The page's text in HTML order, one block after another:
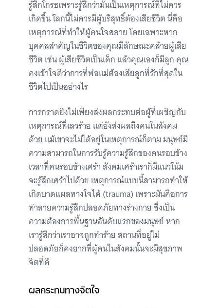
รู้สึกโกรธเพราะรู้สึกว่ามันเป็นเหตุการณ์ที่ไม่ควร
เกิดขึ้น โลกนี้ไม่ควรมีผู้บริสุทธิ์ต้องเสียชีวิต นี่คือ
เหตุการณ์ที่ทำให้ผู้คนใจสลาย โดยเฉพาะหาก
บุคคลสำคัญในชีวิตของคุณมีลักษณะคล้ายผู้เสีย
ชีวิต เช่น ผู้เสียชีวิตเป็นเด็ก แล้วคุณเองก็มีลูก คุณ
คงเข้าใจดีว่าการที่พ่อแม่ต้องเสียลูกที่รักที่สุดใน
ชีวิตไปเป็นอย่างไร
การกราดยิงไม่เพียงส่งผลกระทบต่อผู้ที่เผชิญกับ
เหตุการณ์ที่เลวร้าย แต่ยังส่งผลถึงคนในสังคม
ด้วย แม้เขาจะไม่ได้อยู่ในเหตุการณ์ก็ตาม มนุษย์มี
ความสามารถในการรับรู้ความรู้สึกของคนรอบข้าง
เวลาที่คนรอบข้างเศร้า สังคมเศร้าเราก็มีแนวโน้ม
จะรู้สึกเศร้าไปด้วย เหตุการณ์แบบนี้สามารถทำให้
เกิดบาดแผลทางใจได้ (trauma) เพราะมันคือการ
ทำลายความรู้สึกปลอดภัยทางร่างกาย ซึ่งเป็น
ความต้องการพื้นฐานอันดับแรกของมนุษย์ หาก
เรารู้สึกว่าเราอาจถูกทำร้าย สถานที่อยู่ไม่
ปลอดภัยก็คงยากที่ผู้คนในสังคมนั้นจะมีสุขภาพ
จิตที่ดี
ผลกระทบทางจิตใจ